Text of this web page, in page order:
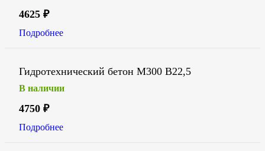
4625 ₽
Подробнее
Гидротехнический бетон М300 В22,5
В наличии
4750 ₽
Подробнее